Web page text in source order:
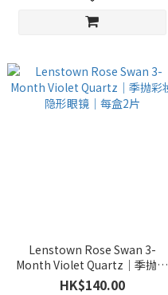
Lenstown Rose Swan 3-
Month Violet Quartz｜季抛彩
妆隐形眼镜｜每盒2片
HK$140.00